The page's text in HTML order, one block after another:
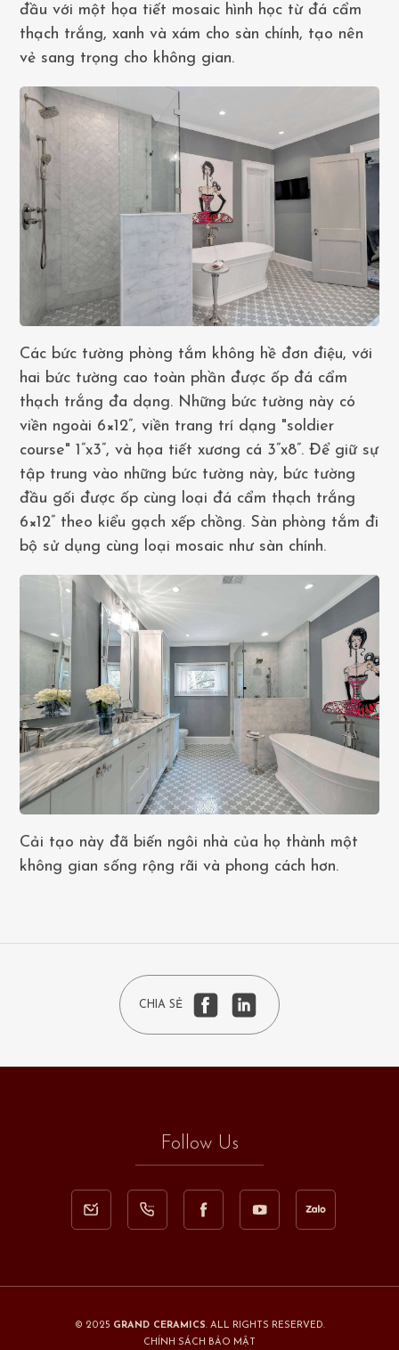
đầu với một họa tiết mosaic hình học từ đá cẩm
thạch trắng, xanh và xám cho sàn chính, tạo nên
vẻ sang trọng cho không gian.
Các bức tường phòng tắm không hề đơn điệu, với
hai bức tường cao toàn phần được ốp đá cẩm
thạch trắng đa dạng. Những bức tường này có
viền ngoài 6×12”, viền trang trí dạng "soldier
course" 1”x3”, và họa tiết xương cá 3”x8”. Để giữ sự
tập trung vào những bức tường này, bức tường
đầu gối được ốp cùng loại đá cẩm thạch trắng
6×12” theo kiểu gạch xếp chồng. Sàn phòng tắm đi
bộ sử dụng cùng loại mosaic như sàn chính.
Cải tạo này đã biến ngôi nhà của họ thành một
không gian sống rộng rãi và phong cách hơn.
CHIA SẺ
Follow Us
© 2025 GRAND CERAMICS. ALL RIGHTS RESERVED.
CHÍNH SÁCH BẢO MẬT